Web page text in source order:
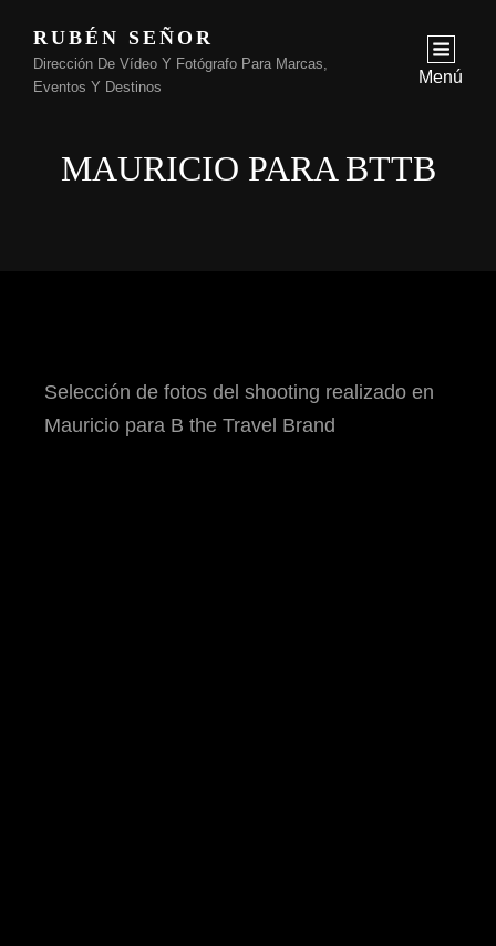
RUBÉN SEÑOR
Dirección De Vídeo Y Fotógrafo Para Marcas,
Eventos Y Destinos
Menú
MAURICIO PARA BTTB
Selección de fotos del shooting realizado en
Mauricio para B the Travel Brand